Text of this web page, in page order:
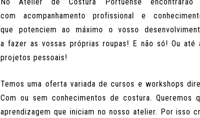
com acompanhamento profissional e
que potenciem ao máximo o vosso
afazer as vossas próprias roupas! E não só! Ou
projetos pessoais!
Temos uma oferta variada de cursos e workshops
Com ou sem conhecimentos de costura. Queremos
aprendizagem que iniciam no nosso atelier. Por isso